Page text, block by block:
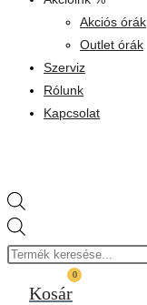
Akciós órák
Outlet órák
Szerviz
Rólunk
Kapcsolat
search
0
Kosár